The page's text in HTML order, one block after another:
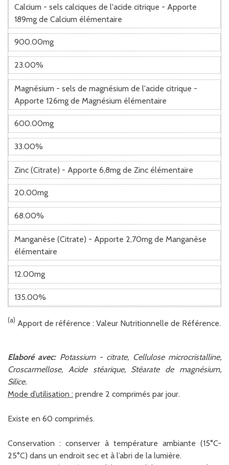
Calcium - sels calciques de l'acide citrique - Apporte
189mg de Calcium élémentaire
900.00mg
23.00%
Magnésium - sels de magnésium de l'acide citrique -
Apporte 126mg de Magnésium élémentaire
600.00mg
33.00%
Zinc (Citrate) - Apporte 6,8mg de Zinc élémentaire
20.00mg
68.00%
Manganèse (Citrate) - Apporte 2,70mg de Manganèse
élémentaire
12.00mg
135.00%
(a) Apport de référence : Valeur Nutritionnelle de Référence.
Elaboré avec:Potassium - citrate, Cellulose microcristalline,
Croscarmellose, Acide stéarique, Stéarate de magnésium,
Silice.
Mode d’utilisation : prendre 2 comprimés par jour.
Existe en 60 comprimés.
Conservation : conserver à température ambiante (15°C-
25°C) dans un endroit sec et à l’abri de la lumière.